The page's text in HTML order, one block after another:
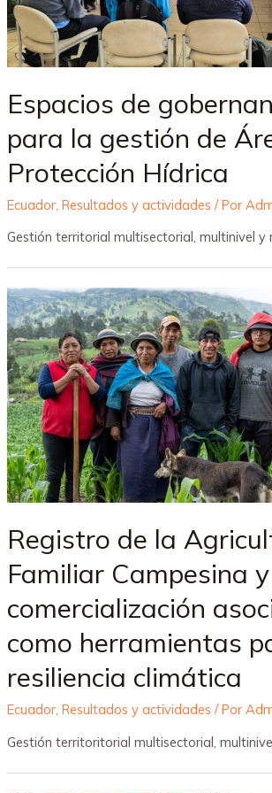
Espacios de
para la gestión de
Protección Hídrica
Ecuador, Resultados y actividades / Por
Gestión territorial multisectorial, multinivel y
Registro de la
Familiar Campesina y
comercialización
como herramientas
resiliencia climática
Ecuador, Resultados y actividades / Por
Gestión territoritorial multisectorial,